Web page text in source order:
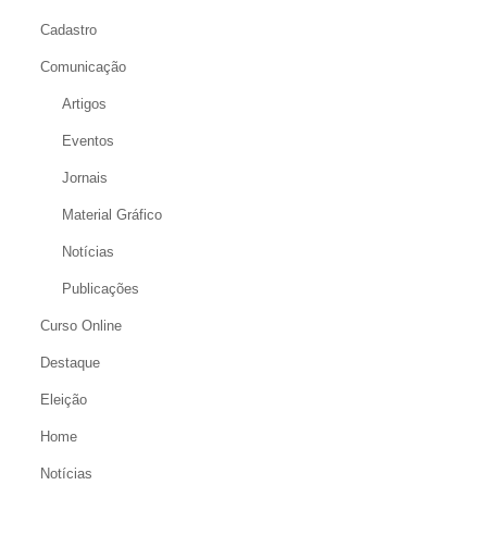
Cadastro
Comunicação
Artigos
Eventos
Jornais
Material Gráfico
Notícias
Publicações
Curso Online
Destaque
Eleição
Home
Notícias